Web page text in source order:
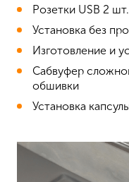
Розетки USB 2 шт.
Установка без
Изготовление и
Сабвуфер
обшивки
Установка